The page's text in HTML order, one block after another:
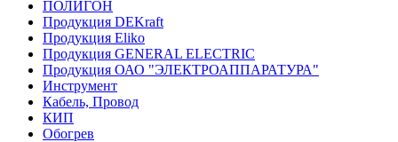
ПОЛИГОН
Продукция DEKraft
Продукция Eliko
Продукция GENERAL ELECTRIC
Продукция ОАО "ЭЛЕКТРОАППАРАТУРА"
Инструмент
Кабель, Провод
КИП
Обогрев